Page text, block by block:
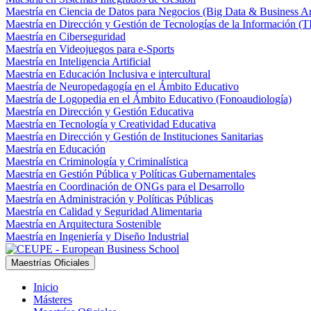
Maestría en Ciencia de Datos para Negocios (Big Data & Business
Maestría en Dirección y Gestión de Tecnologías de la Información
Maestría en Ciberseguridad
Maestría en Videojuegos para e-Sports
Maestría en Inteligencia Artificial
Maestría en Educación Inclusiva e intercultural
Maestría de Neuropedagogía en el Ámbito Educativo
Maestría de Logopedia en el Ámbito Educativo (Fonoaudiología)
Maestría en Dirección y Gestión Educativa
Maestría en Tecnología y Creatividad Educativa
Maestría en Dirección y Gestión de Instituciones Sanitarias
Maestría en Educación
Maestría en Criminología y Criminalística
Maestría en Gestión Pública y Políticas Gubernamentales
Maestría en Coordinación de ONGs para el Desarrollo
Maestría en Administración y Políticas Públicas
Maestría en Calidad y Seguridad Alimentaria
Maestría en Arquitectura Sostenible
Maestría en Ingeniería y Diseño Industrial
Maestrías Oficiales
Inicio
Másteres